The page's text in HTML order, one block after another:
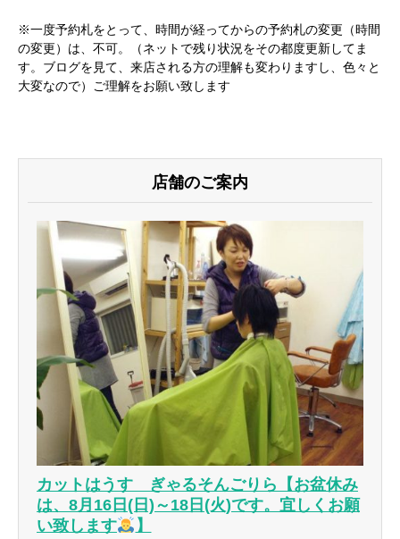
※一度予約札をとって、時間が経ってからの予約札の変更（時間
の変更）は、不可。（ネットで残り状況をその都度更新してま
す。ブログを見て、来店される方の理解も変わりますし、色々と
大変なので）ご理解をお願い致します
店舗のご案内
カットはうす ぎゃるそんごりら【お盆休み
は、8月16日(日)～18日(火)です。宜しくお願
い致します
】